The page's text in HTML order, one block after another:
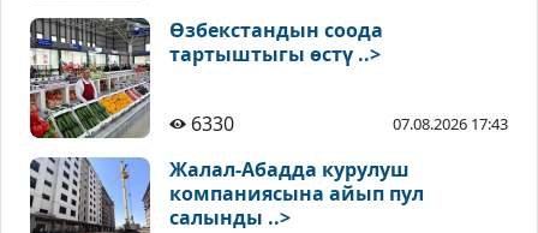
Өзбекстандын соода
тартыштыгы өстү ..>
6330 07.08.2026 17:43
Жалал-Абадда курулуш
компаниясына айып пул
салынды ..>